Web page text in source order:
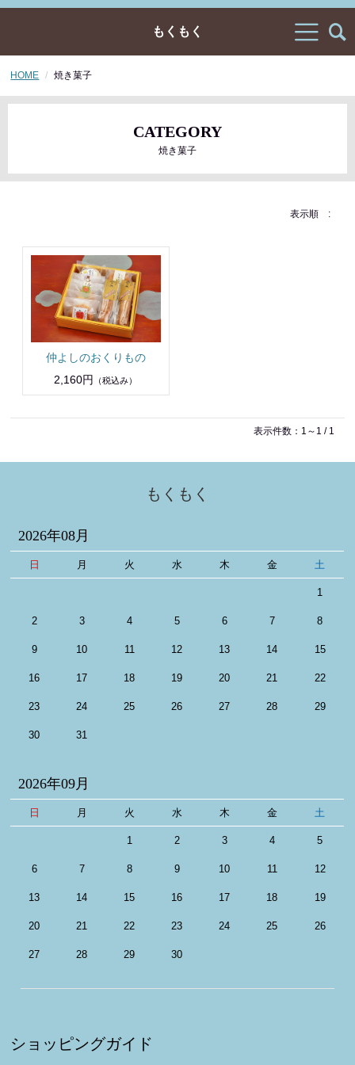
もくもく
HOME 焼き菓子
CATEGORY
焼き菓子
表示順 :
仲よしのおくりもの
2,160円
（税込み）
表示件数：1～1 / 1
もくもく
2026年08月
日 月 火 水 木 金 土
1
2 3 4 5 6 7 8
9 10 11 12 13 14 15
16 17 18 19 20 21 22
23 24 25 26 27 28 29
30 31
2026年09月
日 月 火 水 木 金 土
1 2 3 4 5
6 7 8 9 10 11 12
13 14 15 16 17 18 19
20 21 22 23 24 25 26
27 28 29 30
ショッピングガイド